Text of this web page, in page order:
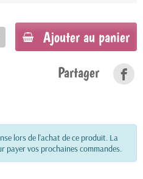
Ajouter au panier
Partager
lors de l'achat de ce produit. La
payer vos prochaines commandes.